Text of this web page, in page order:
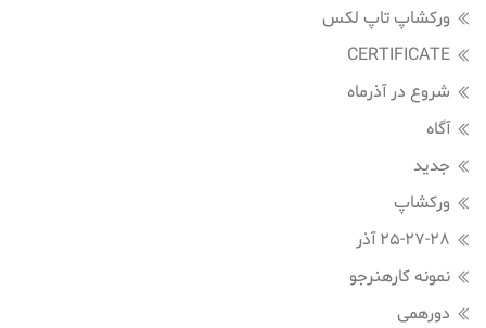
ورکشاپ تاپ لکس
CERTIFICATE
شروع در آذرماه
آگاه
جدید
ورکشاپ
25-27-28 آذر
نمونه کارهنرجو
دورهمی